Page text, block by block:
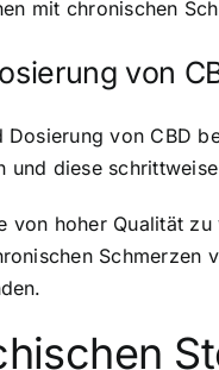
mit chronischen
von
Dosierung von CBD
und diese
von hoher Qualität
Schmerzen